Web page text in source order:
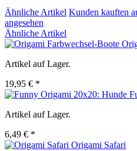
Ähnliche Artikel Kunden kauften
angesehen
Ähnliche Artikel
Artikel auf Lager.
19,95 € *
Artikel auf Lager.
6,49 € *
Origami Safari